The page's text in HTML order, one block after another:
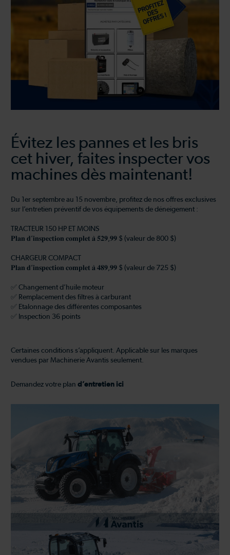
Évitez les pannes et les bris
cet hiver, faites inspecter vos
machines dès maintenant!
Du 1er septembre au 15 novembre, profitez de nos offres exclusives
sur l’entretien préventif de vos équipements de déneigement :
TRACTEUR 150 HP ET MOINS
𝐏𝐥𝐚𝐧 𝐝’𝐢𝐧𝐬𝐩𝐞𝐜𝐭𝐢𝐨𝐧 𝐜𝐨𝐦𝐩𝐥𝐞𝐭 𝐚̀ 𝟓𝟐𝟗,𝟗𝟗 $ (valeur de 800 $)
CHARGEUR COMPACT
𝐏𝐥𝐚𝐧 𝐝’𝐢𝐧𝐬𝐩𝐞𝐜𝐭𝐢𝐨𝐧 𝐜𝐨𝐦𝐩𝐥𝐞𝐭 𝐚̀ 𝟒𝟖𝟗,𝟗𝟗 $ (valeur de 725 $)
✅ Changement d’huile moteur
✅ Remplacement des filtres à carburant
✅ Etalonnage des différentes composantes
✅ Inspection 36 points
Certaines conditions s’appliquent. Applicable sur les marques
vendues par Machinerie Avantis seulement.
Demandez votre plan d’entretien ici